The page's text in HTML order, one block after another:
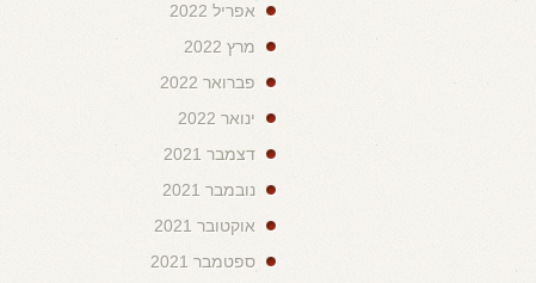
אפריל 2022
מרץ 2022
פברואר 2022
ינואר 2022
דצמבר 2021
נובמבר 2021
אוקטובר 2021
ספטמבר 2021